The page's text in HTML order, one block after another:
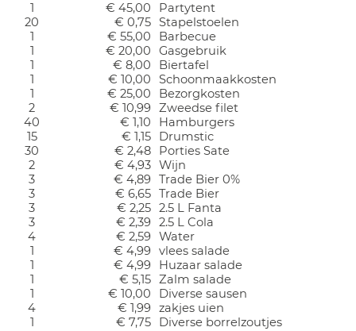
1
€ 45,00
Partytent
20
€ 0,75 Stapelstoelen
1
€ 55,00
Barbecue
1
€ 20,00
Gasgebruik
1
€ 8,00
Biertafel
1
€ 10,00
Schoonmaakkosten
1
€ 25,00
Bezorgkosten
2
€ 10,99 Zweedse filet
40
€ 1,10
Hamburgers
15
€ 1,15
Drumstic
30
€ 2,48
Porties Sate
2
€ 4,93 Wijn
3
€ 4,89 Trade Bier 0%
3
€ 6,65 Trade Bier
3
€ 2,25 2.5 L Fanta
3
€ 2,39 2.5 L Cola
4
€ 2,59 Water
1
€ 4,99 vlees salade
1
€ 4,99
Huzaar salade
1
€ 5,15 Zalm salade
1
€ 10,00
Diverse sausen
4
€ 1,99 zakjes uien
1
€ 7,75 Diverse borrelzoutjes